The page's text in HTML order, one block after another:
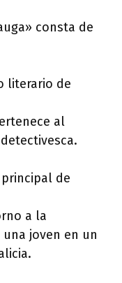
consta de
literario de
al
de
a la
joven en un